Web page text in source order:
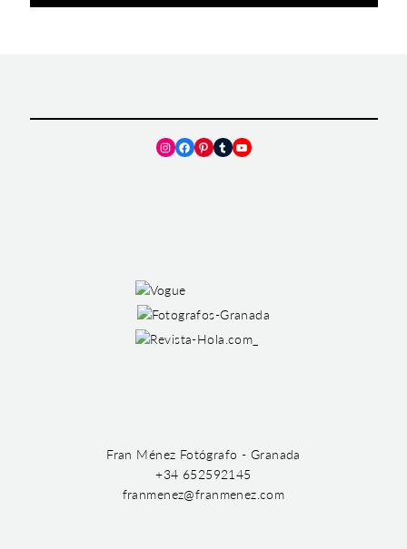
Instagram
Facebook
Pinterest
TumblrYouTube
Fran Ménez Fotógrafo - Granada
+34 652592145
franmenez@franmenez.com